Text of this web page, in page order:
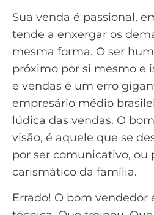
Sua venda é passional,
tende a enxergar os
mesma forma. O ser
próximo por si mesmo e
e vendas é um erro
empresário médio
lúdica das vendas. O
visão, é aquele que se
por ser comunicativo, ou
carismático da família.
Errado! O bom vendedor